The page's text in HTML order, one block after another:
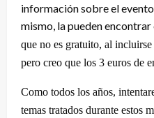
información sobre el
mismo, la pueden encontrar
que no es gratuito, al
pero creo que los 3 euros de
Como todos los años,
temas tratados durante estos